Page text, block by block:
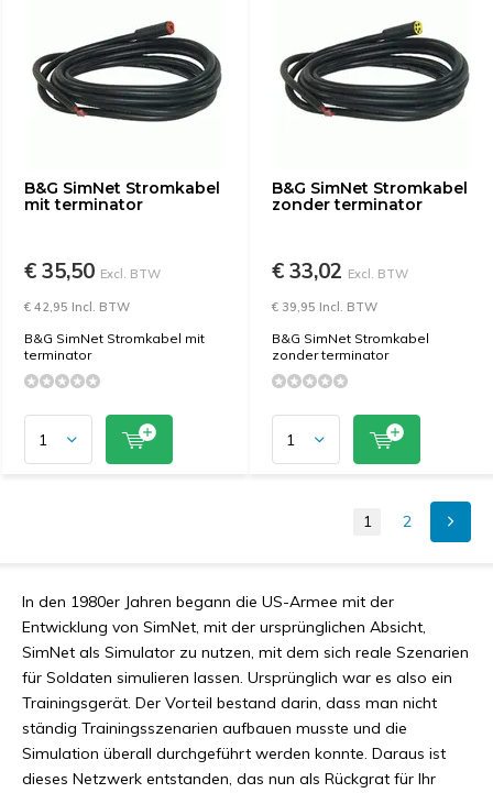
B&G SimNet Stromkabel
mit terminator
€ 35,50 Excl. BTW
€ 42,95 Incl. BTW
B&G SimNet Stromkabel mit
terminator
B&G SimNet Stromkabel
zonder terminator
€ 33,02 Excl. BTW
€ 39,95 Incl. BTW
B&G SimNet Stromkabel
zonder terminator
1 2
In den 1980er Jahren begann die US-Armee mit der
Entwicklung von SimNet, mit der ursprünglichen Absicht,
SimNet als Simulator zu nutzen, mit dem sich reale Szenarien
für Soldaten simulieren lassen. Ursprünglich war es also ein
Trainingsgerät. Der Vorteil bestand darin, dass man nicht
ständig Trainingsszenarien aufbauen musste und die
Simulation überall durchgeführt werden konnte. Daraus ist
dieses Netzwerk entstanden, das nun als Rückgrat für Ihr